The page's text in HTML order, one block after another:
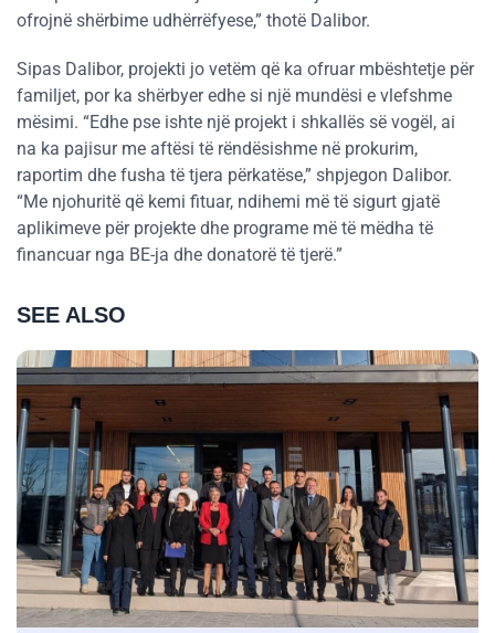
ofrojnë shërbime udhërrëfyese,” thotë Dalibor.
Sipas Dalibor, projekti jo vetëm që ka ofruar mbështetje për
familjet, por ka shërbyer edhe si një mundësi e vlefshme
mësimi. “Edhe pse ishte një projekt i shkallës së vogël, ai
na ka pajisur me aftësi të rëndësishme në prokurim,
raportim dhe fusha të tjera përkatëse,” shpjegon Dalibor.
“Me njohuritë që kemi fituar, ndihemi më të sigurt gjatë
aplikimeve për projekte dhe programe më të mëdha të
financuar nga BE-ja dhe donatorë të tjerë.”
SEE ALSO